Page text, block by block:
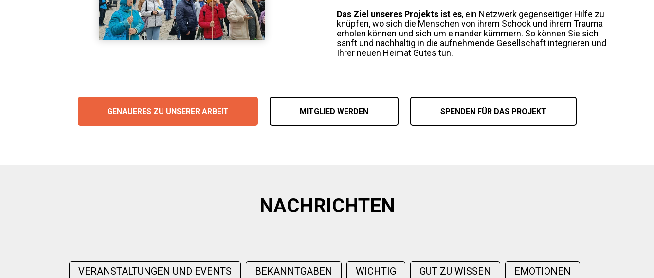
Das Ziel unseres Projekts ist es, ein Netzwerk gegenseitiger Hilfe zu
knüpfen, wo sich die Menschen von ihrem Schock und ihrem Trauma
erholen können und sich um einander kümmern. So können Sie sich
sanft und nachhaltig in die aufnehmende Gesellschaft integrieren und
Ihrer neuen Heimat Gutes tun.
GENAUERES ZU UNSERER ARBEIT MITGLIED WERDEN SPENDEN FÜR DAS PROJEKT
NACHRICHTEN
VERANSTALTUNGEN UND EVENTS BEKANNTGABEN WICHTIG GUT ZU WISSEN EMOTIONEN